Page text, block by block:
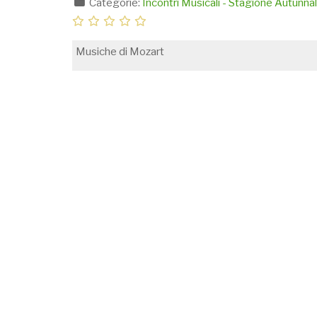
Categorie: Incontri Musicali - Stagione
Musiche di Mozart